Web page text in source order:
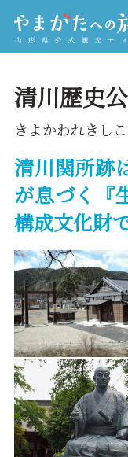
清川歴史
きよかわれきし
清川関所跡
が息づく『
構成文化財で